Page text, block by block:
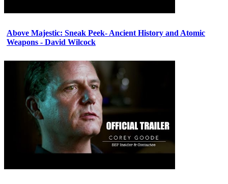
Above Majestic: Sneak Peek- Ancient History and Atomic
Weapons - David Wilcock